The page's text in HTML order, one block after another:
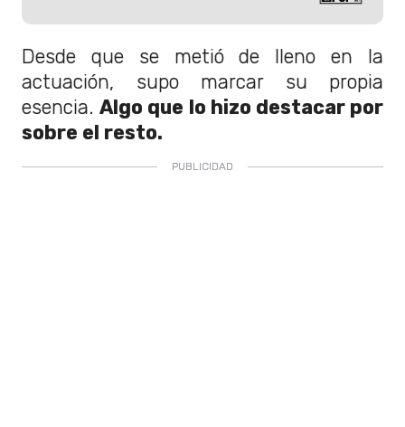
Desde que se metió de lleno en la
actuación, supo marcar su propia
esencia.Algo que lo hizo destacar por
sobre el resto.